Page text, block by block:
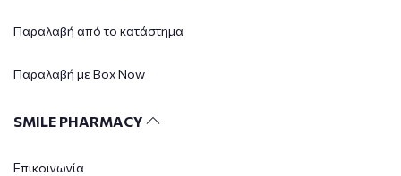
Παραλαβή από το κατάστημα
Παραλαβή με Box Now
SMILE PHARMACY
Επικοινωνία